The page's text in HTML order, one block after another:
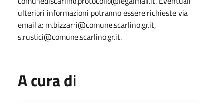
ulteriori informazioni potranno essere richieste via
email a: m.bizzarri@comune.scarlino.gr.it,
s.rustici@comune.scarlino.gr.it.
A cura di